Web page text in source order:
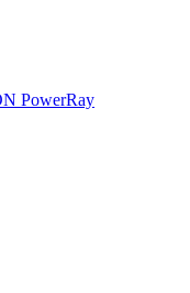
PowerRay